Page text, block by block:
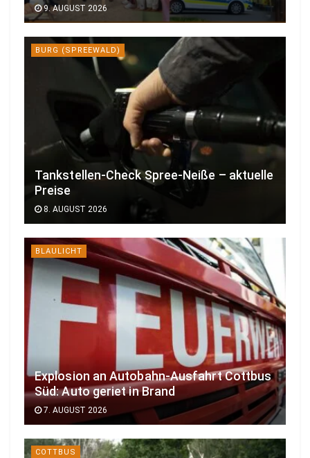
9. AUGUST 2026
BURG (SPREEWALD)
Tankstellen-Check Spree-Neiße – aktuelle
Preise
8. AUGUST 2026
BLAULICHT
Explosion an Autobahn-Ausfahrt Cottbus
Süd: Auto geriet in Brand
7. AUGUST 2026
COTTBUS